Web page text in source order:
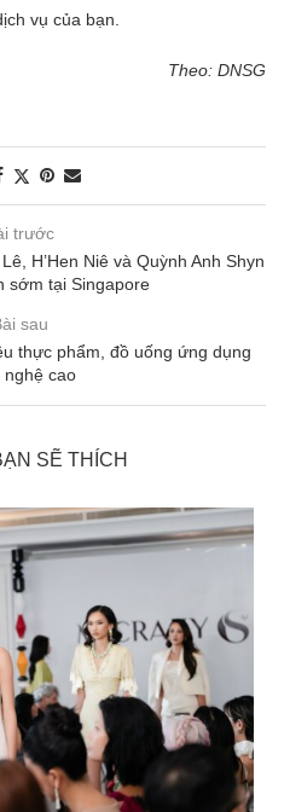
vụ của bạn.
Theo: DNSG
trước
H’Hen Niê và Quỳnh Anh Shyn
sớm tại Singapore
sau
thực phẩm, đồ uống ứng dụng
nghệ cao
SẼ THÍCH